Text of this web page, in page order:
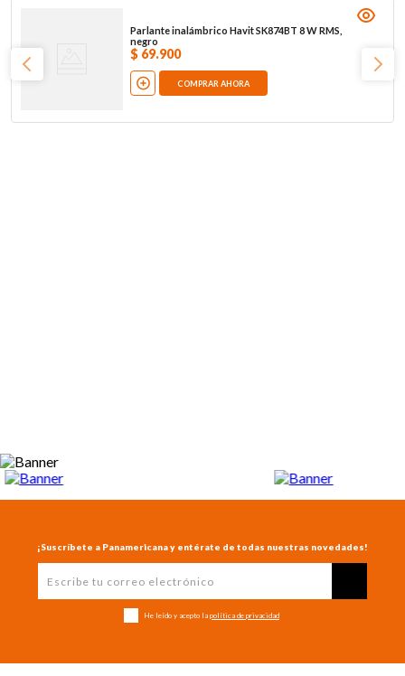
Parlante inalámbrico Havit SK874BT 8 W RMS,
negro
$ 69.900
COMPRAR AHORA
¡Suscríbete a Panamericana y entérate de todas nuestras novedades!
He leído y acepto la política de privacidad